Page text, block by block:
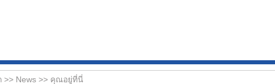
>> News >> คุณอยู่ที่นี่